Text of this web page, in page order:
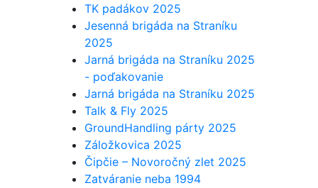
TK padákov 2025
Jesenná brigáda na Straníku
2025
Jarná brigáda na Straníku 2025
- poďakovanie
Jarná brigáda na Straníku 2025
Talk & Fly 2025
GroundHandling párty 2025
Záložkovica 2025
Čipčie – Novoročný zlet 2025
Zatváranie neba 1994